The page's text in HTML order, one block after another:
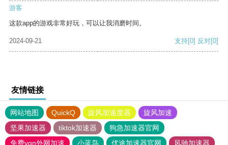
游客
这款app的游戏非常好玩，可以让我消磨时间。
2024-09-21 支持[0] 反对[0]
友情链接
网站地图 QuickQ 旋风加速度器
旋风加速
坚果加速器
tiktok加速器
狗急加速器官网
免费vqn外网加速
小蓝鸟 优途加速器官网
风驰加速器